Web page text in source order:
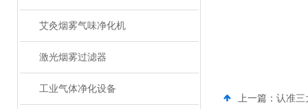
艾灸烟雾气味净化机
激光烟雾过滤器
工业气体净化设备
上一篇： 认准三